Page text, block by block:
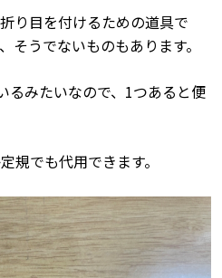
り目を付けるための道具で
そうでないものもあります。
るみたいなので、1つあると便
規でも代用できます。